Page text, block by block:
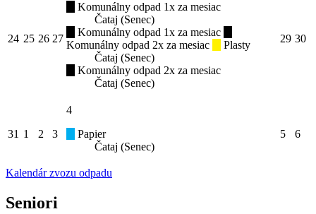
24 25 26 27
Komunálny odpad 1x za mesiac
Čataj (Senec)
Komunálny odpad 1x za mesiac
Komunálny odpad 2x za mesiac
Plasty
Čataj (Senec)
Komunálny odpad 2x za mesiac
Čataj (Senec)
29 30
31 1 2 3
4
Papier
Čataj (Senec)
5 6
Kalendár zvozu odpadu
Seniori